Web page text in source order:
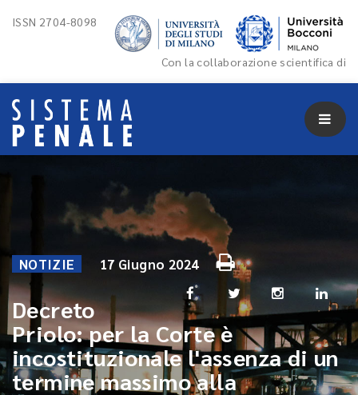
ISSN 2704-8098
Con la collaborazione scientifica di
NOTIZIE 17 Giugno 2024
Decreto
Priolo: per la Corte è
incostituzionale l'assenza di un
termine massimo alla